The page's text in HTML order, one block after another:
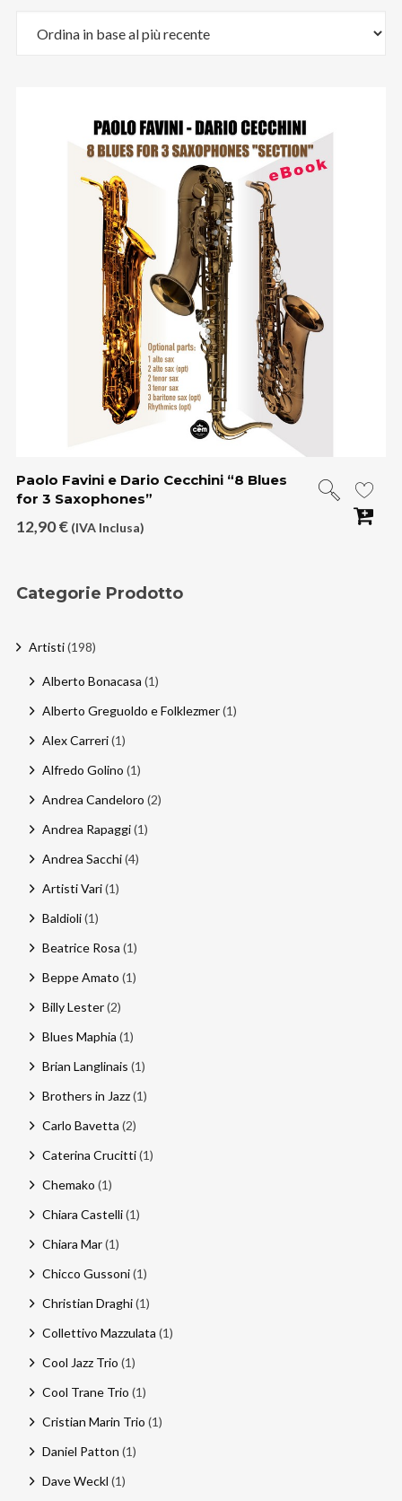
Email:
Seguici sui nostri Social
Paolo Favini e Dario Cecchini “8 Blues
for 3 Saxophones”
12,90€ (IVA Inclusa)
Categorie Prodotto
Artisti(198)
Alberto Bonacasa (1)
Alberto Greguoldo e Folklezmer(1)
Alex Carreri(1)
Alfredo Golino (1)
Andrea Candeloro (2)
Andrea Rapaggi(1)
Andrea Sacchi(4)
Artisti Vari(1)
Baldioli(1)
Beatrice Rosa (1)
Beppe Amato (1)
Billy Lester(2)
Blues Maphia (1)
Brian Langlinais (1)
Brothers in Jazz(1)
Carlo Bavetta (2)
Caterina Crucitti(1)
Chemako (1)
Chiara Castelli(1)
Chiara Mar(1)
Chicco Gussoni(1)
Christian Draghi(1)
Collettivo Mazzulata (1)
Cool Jazz Trio (1)
Cool Trane Trio (1)
Cristian Marin Trio (1)
Daniel Patton (1)
Dave Weckl (1)